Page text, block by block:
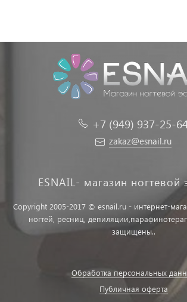
+7 (949) 937-25-
zakaz@esnail.ru
ESNAIL- магазин ногтевой
Copyright 2005-2017 © esnail.ru - интернет-
ногтей, ресниц,
защищены..
Обработка персональных
Публичная оферта